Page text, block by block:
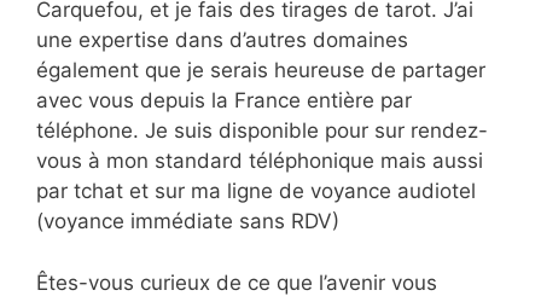
Carquefou, et je fais des tirages de tarot. J’ai
une expertise dans d’autres domaines
également que je serais heureuse de partager
avec vous depuis la France entière par
téléphone. Je suis disponible pour sur rendez-
vous à mon standard téléphonique mais aussi
par tchat et sur ma ligne de voyance audiotel
(voyance immédiate sans RDV)
Êtes-vous curieux de ce que l’avenir vous